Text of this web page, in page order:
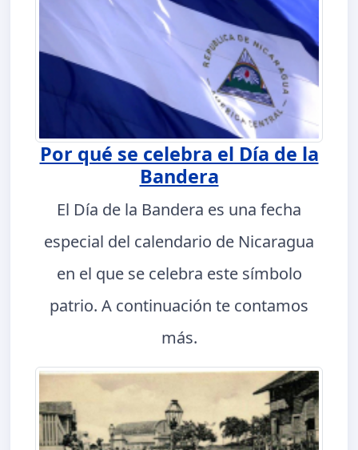
Por qué se celebra el Día de la
Bandera
El Día de la Bandera es una fecha
especial del calendario de Nicaragua
en el que se celebra este símbolo
patrio. A continuación te contamos
más.